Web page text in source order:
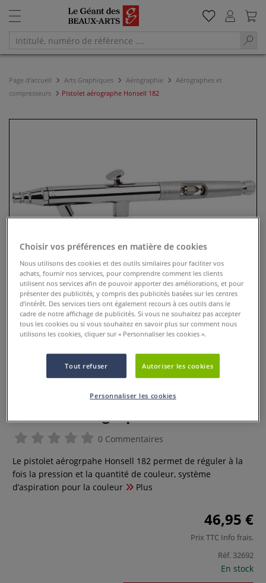
Page d'accueil Arts Graphiques Aérographie
Aérographes et
compresseurs
Pistolet aérographe Honsell 182
0 Commentaires
Le pistolet aérogrpahe Honsell 182 permet de réguler à la
fois la pression et la quantité de couleur, système
d’aspiration pour la couleur
Plus
46,95 €
Prix TTC Info frais.
Réf. 32692
En stock
Choisir vos préférences en matière de cookies
Nous utilisons des cookies et des outils similaires pour faciliter vos
achats, fournir nos services, pour comprendre comment les clients
utilisent nos services afin de pouvoir apporter des améliorations, et pour
présenter des publicités, y compris des publicités basées sur les centres
d’intérêt. Des services tiers ont également recours à ces outils dans le
cadre de notre affichage de publicités. Si vous ne souhaitez pas accepter
tous les cookies ou si vous souhaitez en savoir plus sur comment nous
utilisons les cookies, cliquer sur « Personnaliser les cookies ».
Tout refuser Autoriser les cookies
Personnaliser les cookies